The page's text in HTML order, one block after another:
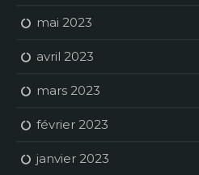
mai 2023
avril 2023
mars 2023
février 2023
janvier 2023